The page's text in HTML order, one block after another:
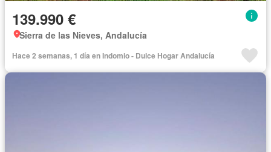
139.990 €
Sierra de las Nieves, Andalucía
Hace 2 semanas, 1 día en Indomio - Dulce Hogar Andalucía